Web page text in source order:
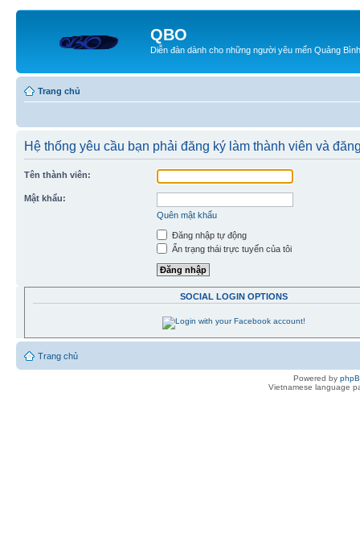
QBO
Diễn đàn dành cho những người yêu mến Quảng Bình
Trang chủ
Hệ thống yêu cầu bạn phải đăng ký làm thành viên và
Tên thành viên:
Mật khẩu:
Quên mật khẩu
Đăng nhập tự động
Ẩn trạng thái trực tuyến của tôi
SOCIAL LOGIN OPTIONS
Trang chủ
Powered by
Vietnamese language